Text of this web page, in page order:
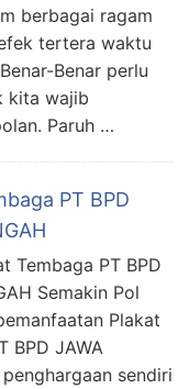
berbagai ragam
tertera waktu
Benar perlu
kita wajib
Paruh …
PT BPD
Tembaga PT BPD
Semakin Pol
Plakat
BPD JAWA
sendiri